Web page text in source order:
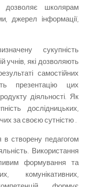
дозволяє школярам
джерел інформації,
сукупність
учнів, які дозволяють
самостійних
презентацію цих
діяльності. Як
дослідницьких,
за своєю сутністю .
в створену педагогом
Використання
формування та
комунікативних,